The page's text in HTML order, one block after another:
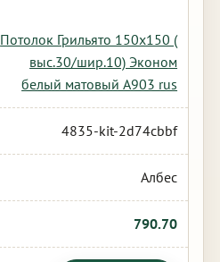
Потолок Грильято 150х150 (
выс.30/шир.10) Эконом
белый матовый А903 rus
4835-kit-2d74cbbf
Албес
790.70